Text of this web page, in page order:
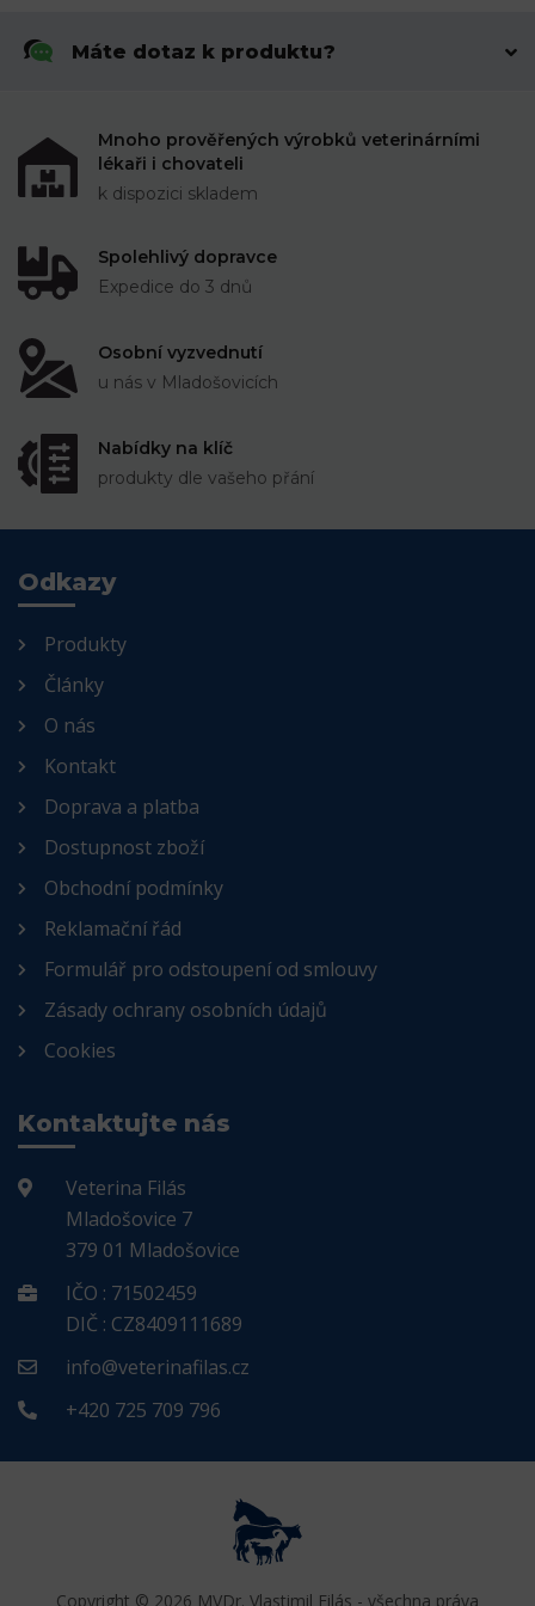
Máte dotaz k produktu?
Mnoho prověřených výrobků veterinárními
lékaři i chovateli
k dispozici skladem
Spolehlivý dopravce
Expedice do 3 dnů
Osobní vyzvednutí
u nás v Mladošovicích
Nabídky na klíč
produkty dle vašeho přání
Odkazy
Produkty
Články
O nás
Kontakt
Doprava a platba
Dostupnost zboží
Obchodní podmínky
Reklamační řád
Formulář pro odstoupení od smlouvy
Zásady ochrany osobních údajů
Cookies
Kontaktujte nás
Veterina Filás
Mladošovice 7
379 01 Mladošovice
IČO : 71502459
DIČ : CZ8409111689
info@veterinafilas.cz
+420 725 709 796
Copyright © 2026 MVDr. Vlastimil Filás - všechna práva